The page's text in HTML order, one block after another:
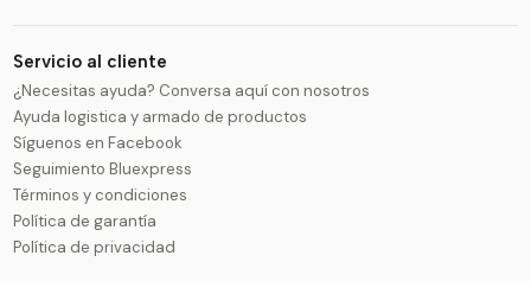
Servicio al cliente
¿Necesitas ayuda? Conversa aquí con nosotros
Ayuda logistica y armado de productos
Síguenos en Facebook
Seguimiento Bluexpress
Términos y condiciones
Política de garantía
Política de privacidad